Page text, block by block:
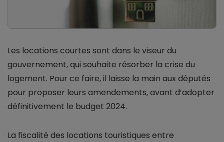
Les locations courtes sont dans le viseur du
gouvernement, qui souhaite résorber la crise du
logement. Pour ce faire, il laisse la main aux députés
pour proposer leurs amendements, avant d’adopter
définitivement le budget 2024.
La fiscalité des locations touristiques entre